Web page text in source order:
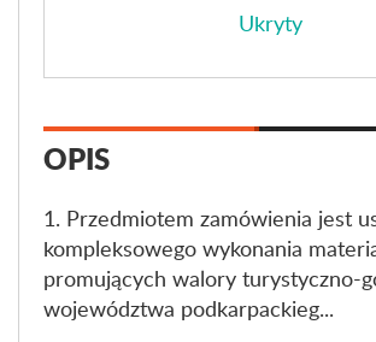
Ukryty
OPIS
1. Przedmiotem zamówienia jest
kompleksowego wykonania
promujących walory turystyczno-
województwa podkarpackieg...